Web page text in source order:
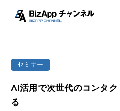
セミナー
AI活用で次世代のコンタ
る